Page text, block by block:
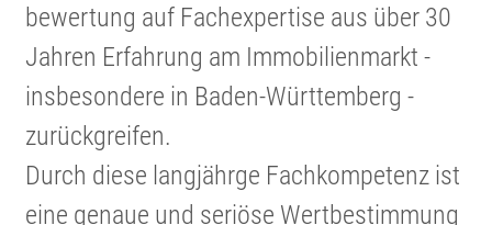
be­wer­tung auf Fachex­per­tise aus über 30
Jahren Erfahrung am Immobi­li­en­markt -
insbe­son­dere in Baden-Württem­berg -
zurück­greifen.
Durch diese langjährge Fachkom­pe­tenz ist
eine genaue und seriöse Wertbe­stim­mung